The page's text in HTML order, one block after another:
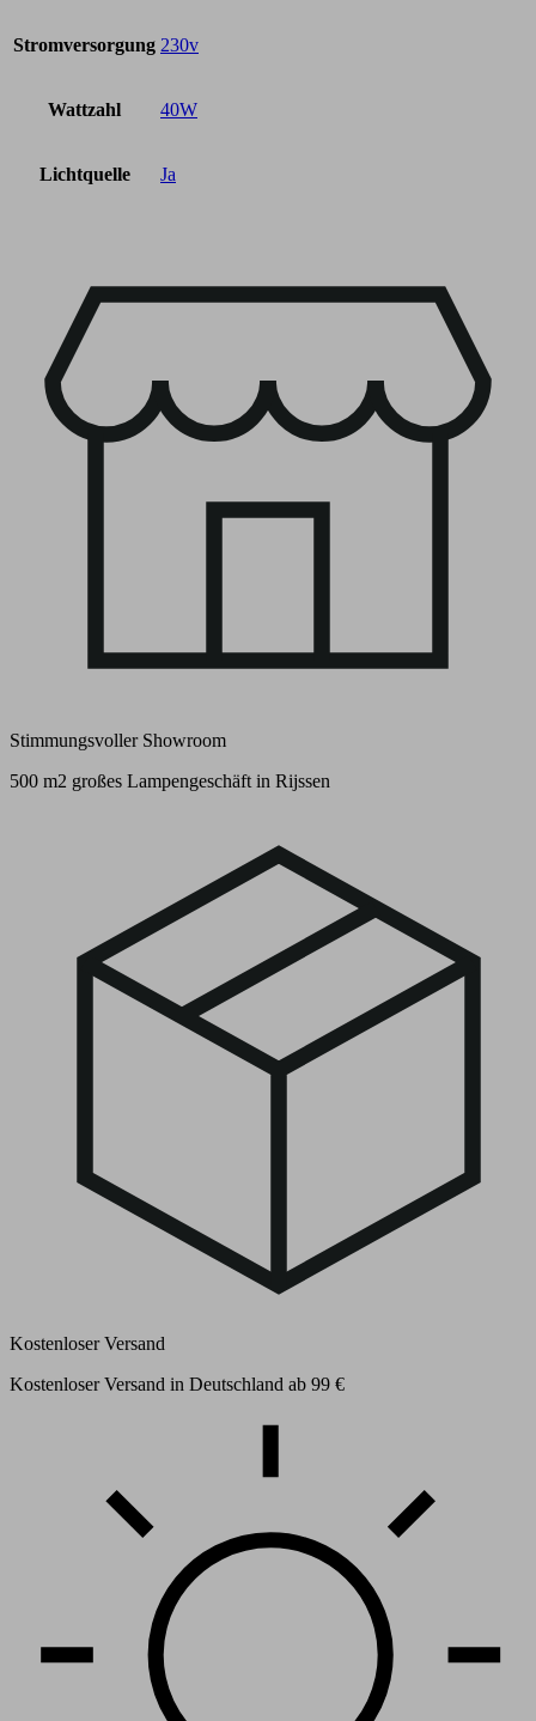
Stromversorgung 230v
Wattzahl 40W
Lichtquelle Ja
Stimmungsvoller Showroom
500 m2 großes Lampengeschäft in Rijssen
Kostenloser Versand
Kostenloser Versand in Deutschland ab 99 €